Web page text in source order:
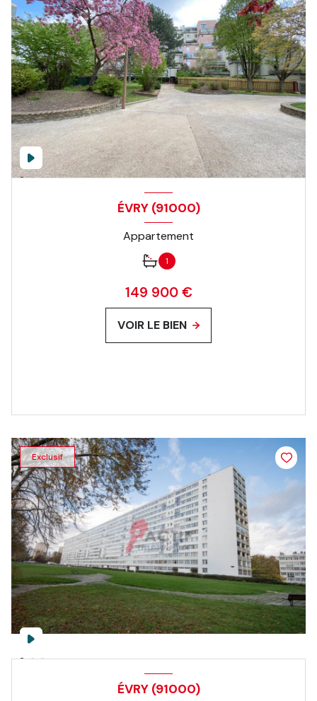
ÉVRY (91000)
Appartement
1
149 900 €
VOIR LE BIEN
Exclusif
ÉVRY (91000)